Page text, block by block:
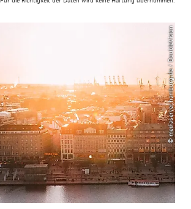
© mediaserver.hamburg.de / DoubleVision